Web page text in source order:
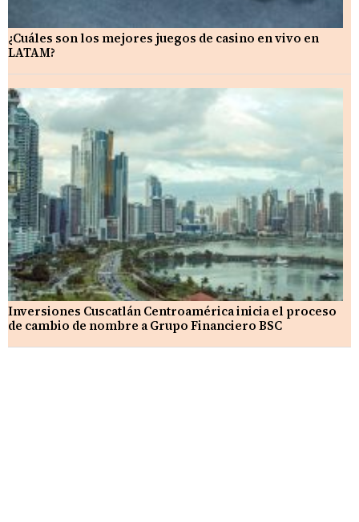
¿Cuáles son los mejores juegos de casino en vivo en
LATAM?
Inversiones Cuscatlán Centroamérica inicia el proceso
de cambio de nombre a Grupo Financiero BSC